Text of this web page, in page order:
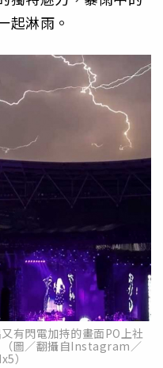
起淋雨。
有閃電加持的畫面PO上社
（圖／翻攝自Instagram／
）